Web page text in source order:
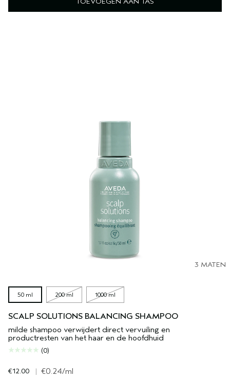
3 MATEN
50 ml 200 ml 1000 ml
SCALP SOLUTIONS BALANCING SHAMPOO
milde shampoo verwijdert direct vervuiling en
productresten van het haar en de hoofdhuid
(0)
€12.00 | €0.24/ml